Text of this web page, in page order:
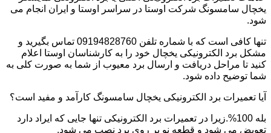
یخچال سامسونگ شرکت اوستا در سراسر اوستا و ایران انجام می
شود.
تنها کافی است که با شماره تلفن 09194828760 تماس بگیرید و
مشکل برد الکترونیکی یخچال خود را به کارشناسان اوستا اعلام
کنید تا مراحل دریافت و ارسال برد معیوب از شما به صورت کلی به
شما توضیح داده شود.
آیا تعمیرات برد الکترونیکی یخچال سامسونگ کارآمد و مفید است؟
بله 100%.زیرا در تعمیرات برد الکترونیکی تنها جایی که ایراد دارد
تعویض می شود و قطعه نو بر روی برد نصب می شود.